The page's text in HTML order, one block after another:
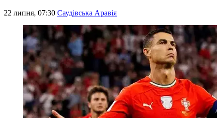
22 липня, 07:30 Саудівська Аравія